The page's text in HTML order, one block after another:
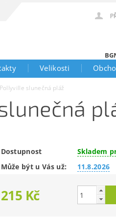
Velikosti
slunečná pláž
Dostupnost Skladem
Může být u Vás už:
11.8.2026
215 Kč